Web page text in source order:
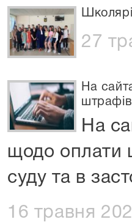
27
На
На
щодо оплати
суду та в
16 травня